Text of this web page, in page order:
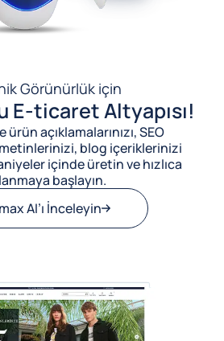
Görünürlük için
E-ticaret Altyapısı!
ürün açıklamalarınızı, SEO
metinlerinizi, blog içeriklerinizi
içinde üretin ve hızlıca
başlayın.
AI’ı İnceleyin